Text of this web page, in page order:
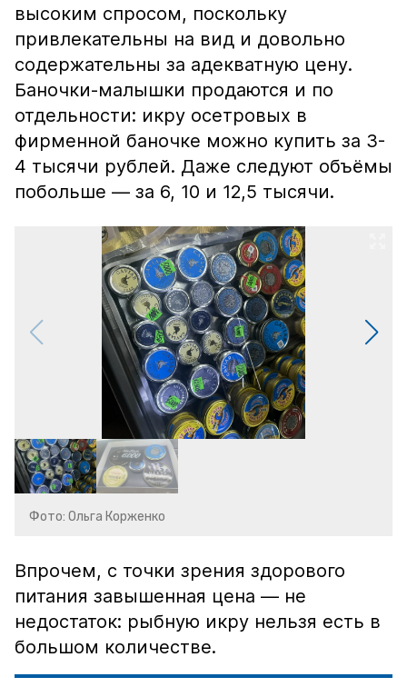
высоким спросом, поскольку
привлекательны на вид и довольно
содержательны за адекватную цену.
Баночки-малышки продаются и по
отдельности: икру осетровых в
фирменной баночке можно купить за 3-
4 тысячи рублей. Даже следуют объёмы
побольше — за 6, 10 и 12,5 тысячи.
Фото: Ольга Корженко
Впрочем, с точки зрения здорового
питания завышенная цена — не
недостаток: рыбную икру нельзя есть в
большом количестве.